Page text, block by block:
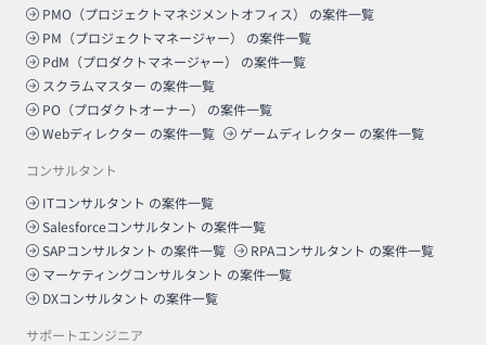
PMO（プロジェクトマネジメントオフィス）
の案件一覧
PM（プロジェクトマネージャー）
の案件一覧
PdM（プロダクトマネージャー）
の案件一覧
スクラムマスター の案件一覧
PO（プロダクトオーナー）
の案件一覧
Webディレクター の案件一覧 ゲームディレクター の案件一覧
コンサルタント
ITコンサルタント の案件一覧
Salesforceコンサルタント の案件一覧
SAPコンサルタント の案件一覧 RPAコンサルタント の案件一覧
マーケティングコンサルタント の案件一覧
DXコンサルタント の案件一覧
サポートエンジニア